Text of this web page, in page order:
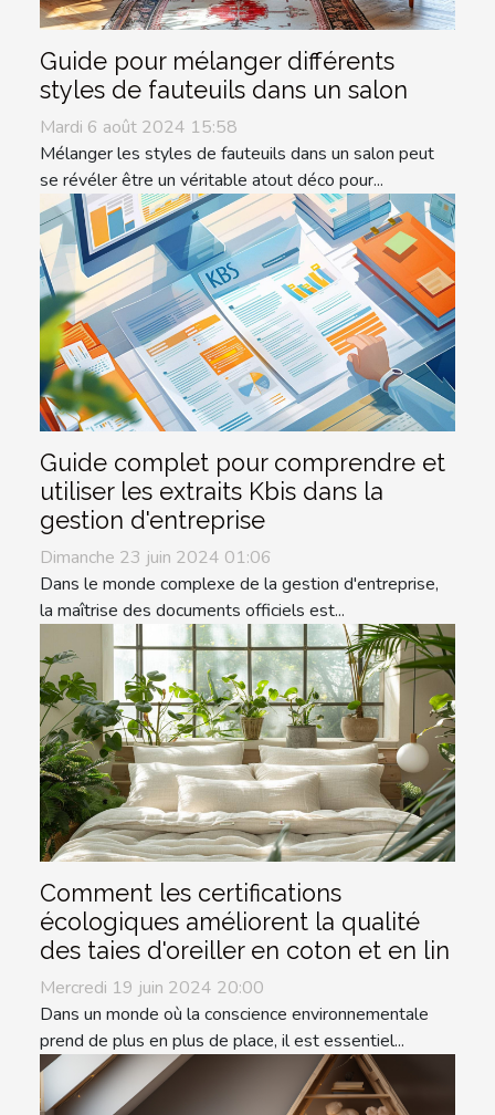
Guide pour mélanger différents
styles de fauteuils dans un salon
Mardi 6 août 2024 15:58
Mélanger les styles de fauteuils dans un salon peut
se révéler être un véritable atout déco pour...
Guide complet pour comprendre et
utiliser les extraits Kbis dans la
gestion d'entreprise
Dimanche 23 juin 2024 01:06
Dans le monde complexe de la gestion d'entreprise,
la maîtrise des documents officiels est...
Comment les certifications
écologiques améliorent la qualité
des taies d'oreiller en coton et en lin
Mercredi 19 juin 2024 20:00
Dans un monde où la conscience environnementale
prend de plus en plus de place, il est essentiel...